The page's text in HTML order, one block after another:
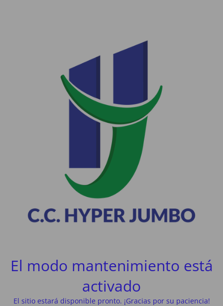
El modo mantenimiento está
activado
El sitio estará disponible pronto. ¡Gracias por su paciencia!